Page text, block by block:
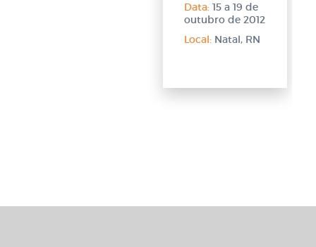
Data: 15 a 19 de
outubro de 2012
Local: Natal, RN